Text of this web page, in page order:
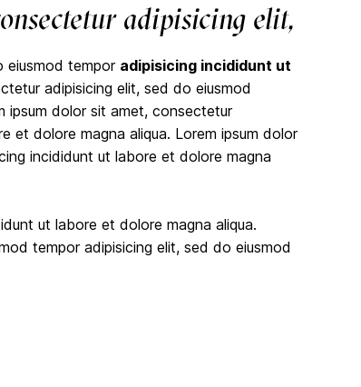
adipisicing elit,
eiusmod tempor adipisicing incididunt ut
adipisicing elit, sed do eiusmod
ipsum dolor sit amet, consectetur
et dolore magna aliqua. Lorem ipsum dolor
incididunt ut labore et dolore magna
ut labore et dolore magna aliqua.
tempor adipisicing elit, sed do eiusmod